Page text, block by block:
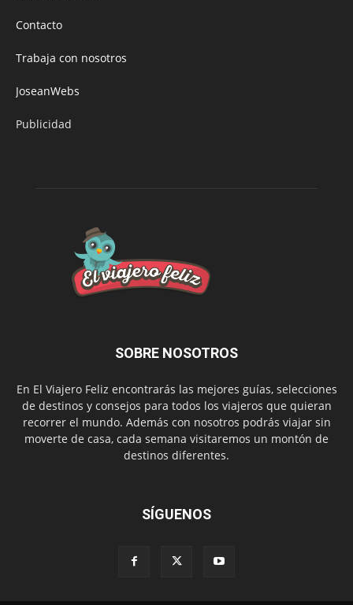
Contacto
Trabaja con nosotros
JoseanWebs
Publicidad
SOBRE NOSOTROS
En El Viajero Feliz encontrarás las mejores guías, selecciones
de destinos y consejos para todos los viajeros que quieran
recorrer el mundo. Además con nosotros podrás viajar sin
moverte de casa, cada semana visitaremos un montón de
destinos diferentes.
SÍGUENOS